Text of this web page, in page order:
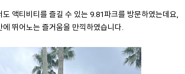
액티비티를 즐길 수 있는 9.81파크를 방문하였는데요,
에 뛰어노는 즐거움을 만끽하였습니다.